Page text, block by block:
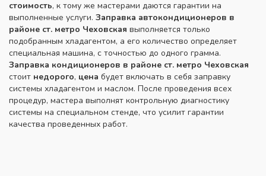
стоимость, к тому же мастерами даются гарантии на
выполненные услуги. Заправка автокондиционеров в
районе ст. метро Чеховская выполняется только
подобранным хладагентом, а его количество определяет
специальная машина, с точностью до одного грамма.
Заправка кондиционеров в районе ст. метро Чеховская
стоит недорого, цена будет включать в себя заправку
системы хладагентом и маслом. После проведения всех
процедур, мастера выполнят контрольную диагностику
системы на специальном стенде, что усилит гарантии
качества проведенных работ.